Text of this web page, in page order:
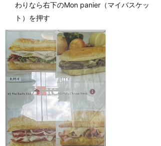
わりなら右下のMon panier（マイバスケッ
ト）を押す